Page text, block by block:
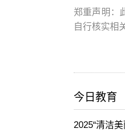
郑重声明：
自行核实相
今日教育
2025“清洁